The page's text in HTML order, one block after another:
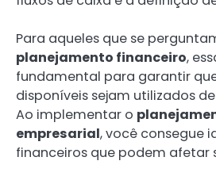
Para aqueles que se
planejamento financeiro,
fundamental para garantir
disponíveis sejam utilizados
Ao implementar o
empresarial, você consegue
financeiros que podem afetar